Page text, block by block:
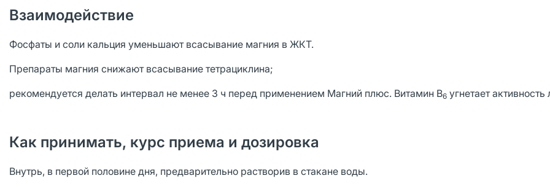
Взаимодействие
Фосфаты и соли кальция уменьшают всасывание магния в ЖКТ.
Препараты магния снижают всасывание тетрациклина;
рекомендуется делать интервал не менее 3 ч перед применением Магний плюс. Витамин В6 угнетает
Как принимать, курс приема и дозировка
Внутрь, в первой половине дня, предварительно растворив в стакане воды.